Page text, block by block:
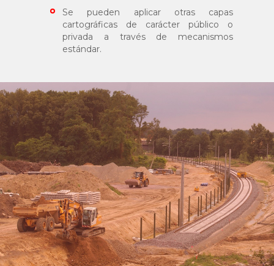
Se pueden aplicar otras capas
cartográficas de carácter público o
privada a través de mecanismos
estándar.